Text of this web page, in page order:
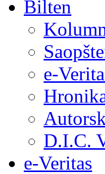
Bilten
e-
D.I.C.
e-Veritas